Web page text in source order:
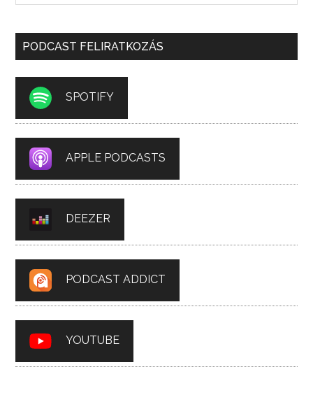
PODCAST FELIRATKOZÁS
SPOTIFY
APPLE PODCASTS
DEEZER
PODCAST ADDICT
YOUTUBE